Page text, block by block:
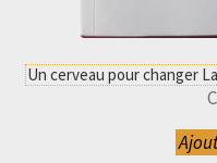
Un cerveau pour changer